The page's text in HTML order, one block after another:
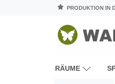
PRODUKTION IN
RÄUME